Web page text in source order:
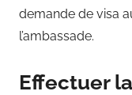
demande de visa
l’ambassade.
Effectuer